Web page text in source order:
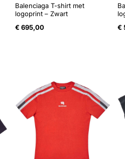
Balenciaga T-shirt met
logoprint – Zwart
€ 695,00
€